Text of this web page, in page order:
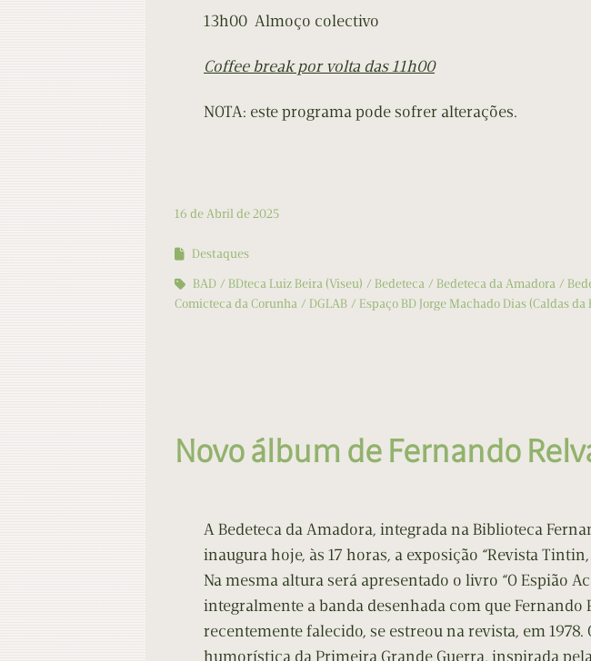
13h00 Almoço colectivo
Coffee break por volta das 11h00
NOTA: este programa pode sofrer alterações.
16 de Abril de 2025
Destaques
BAD
BDteca Luiz Beira (Viseu) Bedeteca Bedeteca da Amadora
Comicteca da Corunha
DGLAB Espaço BD Jorge Machado Dias (Caldas da
Novo álbum de Fernando
A Bedeteca da Amadora, integrada na Biblioteca
inaugura hoje, às 17 horas, a exposição “Revista Tintin,
Na mesma altura será apresentado o livro “O Espião
integralmente a banda desenhada com que Fernando
recentemente falecido, se estreou na revista, em 1978.
humorística da Primeira Grande Guerra, inspirada